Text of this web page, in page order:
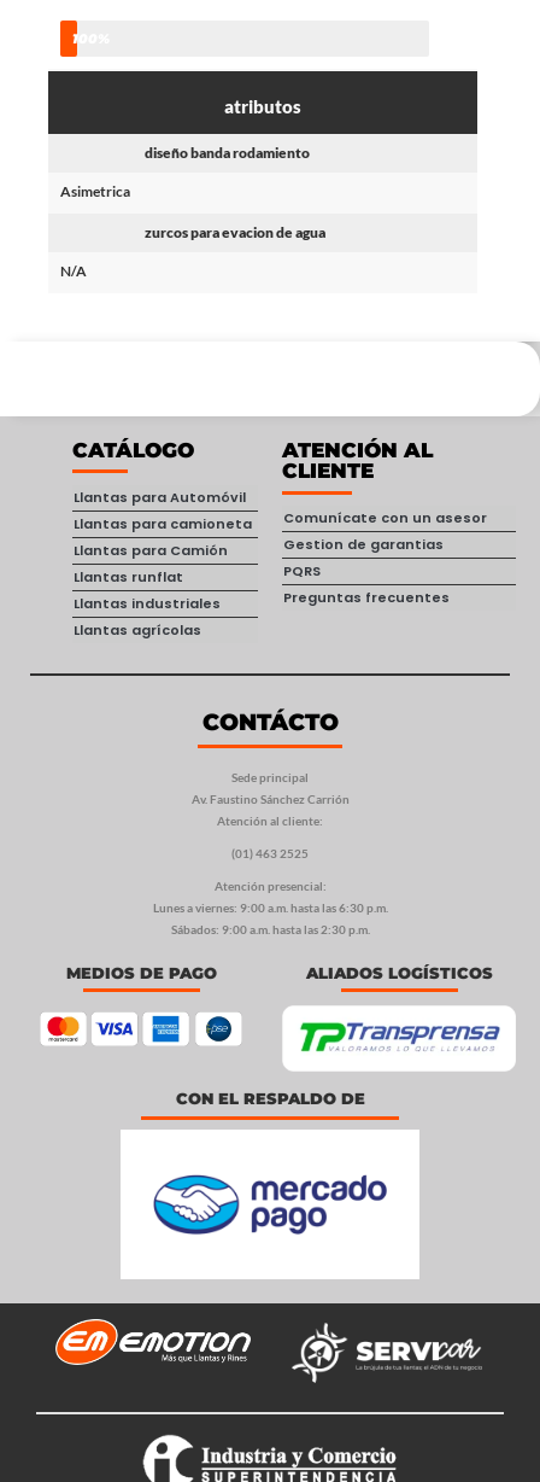
atributos
diseño banda rodamiento
Asimetrica
zurcos para evacion de agua
N/A
CATÁLOGO
Llantas para Automóvil
Llantas para camioneta
Llantas para Camión
Llantas runflat
Llantas industriales
Llantas agrícolas
ATENCIÓN AL
CLIENTE
Comunícate con un asesor
Gestion de garantias
PQRS
Preguntas frecuentes
CONTÁCTO
Sede principal
Av. Faustino Sánchez Carrión
Atención al cliente:
(01) 463 2525
Atención presencial:
Lunes a viernes: 9:00 a.m. hasta las 6:30 p.m.
Sábados: 9:00 a.m. hasta las 2:30 p.m.
MEDIOS DE PAGO ALIADOS LOGÍSTICOS
CON EL RESPALDO DE